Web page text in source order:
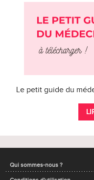
Le petit guide du
Qui sommes-nous ?